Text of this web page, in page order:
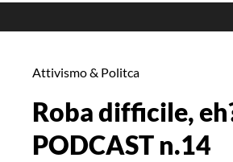
Attivismo & Politca
Roba difficile,
PODCAST n.14